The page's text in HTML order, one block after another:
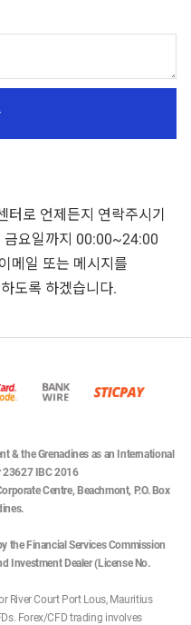
터로 언제든지 연락주시기
금요일까지 00:00~24:00
메일 또는 메시지를
도록 하겠습니다.
& the Grenadines as an International
23627 IBC 2016
Centre, Beachmont, P.O. Box
the Financial Services Commission
Investment Dealer (License No.
River Court Port Lous, Mauritius
Forex/CFD trading involves